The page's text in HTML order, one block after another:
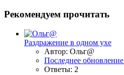
Рекомендуем прочитать
Раздражение в одном ухе
Автор: Ольг@
Последнее обновление
Ответы: 2